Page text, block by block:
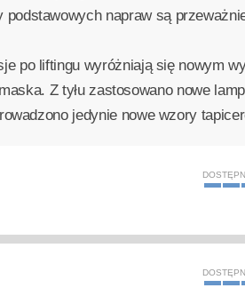
napraw są
po liftingu wyróżniają się nowym
Z tyłu zastosowano nowe
jedynie nowe wzory